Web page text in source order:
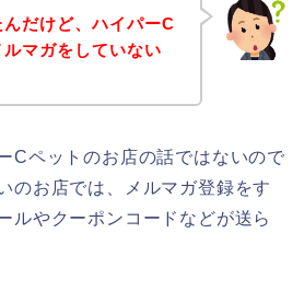
だけど、ハイパーC
マガをしていない
Cペットのお店の話ではないので
のお店では、メルマガ登録をす
ルやクーポンコードなどが送ら